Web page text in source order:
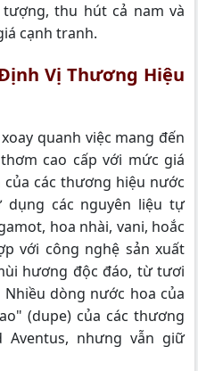
thu hút cả nam và
cạnh tranh.
Vị Thương Hiệu
quanh việc mang đến
cao cấp với mức giá
các thương hiệu nước
dụng các nguyên liệu tự
hoa nhài, vani, hoắc
với công nghệ sản xuất
hương độc đáo, từ tươi
dòng nước hoa của
(dupe) của các thương
Aventus, nhưng vẫn giữ